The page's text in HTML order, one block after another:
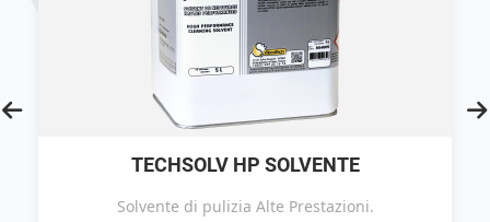
TECHSOLV HP SOLVENTE
Solvente di pulizia Alte Prestazioni.